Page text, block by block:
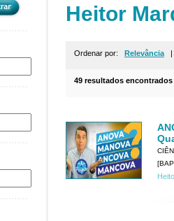
Heitor
Ordenar por: Relevância
49 resultados encontrados